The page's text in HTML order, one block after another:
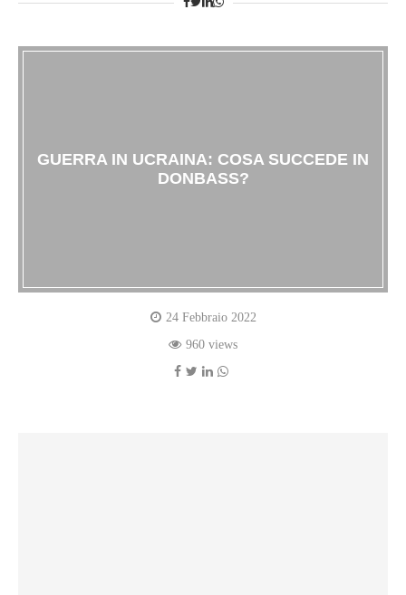
GUERRA IN UCRAINA: COSA SUCCEDE IN
DONBASS?
24 Febbraio 2022
960 views